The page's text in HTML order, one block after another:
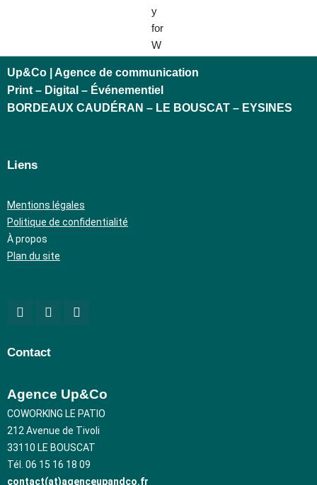
Up&Co | Agence de communication
Print – Digital – Événementiel
BORDEAUX CAUDÉRAN – LE BOUSCAT – EYSINES
Liens
Mentions légales
Politique de confidentialité
À propos
Plan du site
Contact
Agence Up&Co
COWORKING LE PATIO
212 Avenue de Tivoli
33110 LE BOUSCAT
Tél. 06 15 16 18 09
contact(at)agenceupandco.fr